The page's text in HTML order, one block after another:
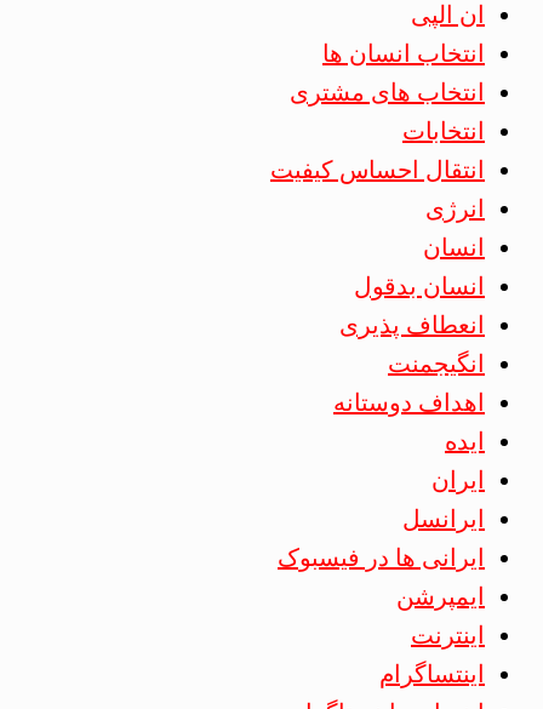
ان الپی
انتخاب انسان ها
انتخاب های مشتری
انتخابات
انتقال احساس کیفیت
انرژی
انسان
انسان بدقول
انعطاف پذیری
انگیجمنت
اهداف دوستانه
ایده
ایران
ایرانسل
ایرانی ها در فیسبوک
ایمپرشن
اینترنت
اینتساگرام